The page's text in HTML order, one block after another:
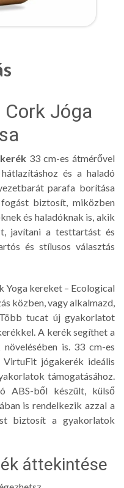
Jóga
33 cm-es átmérővel
és a haladó
parafa borítása
biztosít, miközben
és haladóknak is, akik
javítani a testtartást és
és stílusos választás
Yoga kereket – Ecological
közben, vagy alkalmazd,
tucat új gyakorlatot
A kerék segíthet a
is. 33 cm-es
VirtuFit jógakerék ideális
támogatásához.
ABS-ből készült, külső
is rendelkezik azzal a
biztosít a gyakorlatok
áttekintése